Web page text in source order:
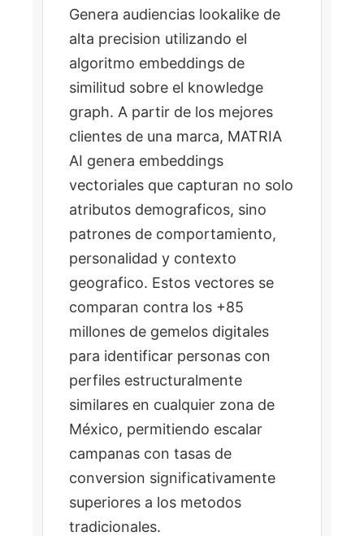
2
Analizar población
(indicadores
socioeconomicos) y
generación dominante por
zona (demanda).
3 Cruzar con apps más
descargadas por
generación para la
categoria (demanda
digital).
4 Calcular score de brecha
(demanda - oferta) y
aplicar deteccion de
comunidades para
detectar comunidades.
Genera audiencias lookalike de
alta precision utilizando el
algoritmo embeddings de
similitud sobre el knowledge
graph. A partir de los mejores
clientes de una marca, MATRIA
AI genera embeddings
vectoriales que capturan no solo
atributos demograficos, sino
patrones de comportamiento,
personalidad y contexto
geografico. Estos vectores se
comparan contra los +85
millones de gemelos digitales
para identificar personas con
perfiles estructuralmente
similares en cualquier zona de
México, permitiendo escalar
campanas con tasas de
conversion significativamente
superiores a los metodos
tradicionales.